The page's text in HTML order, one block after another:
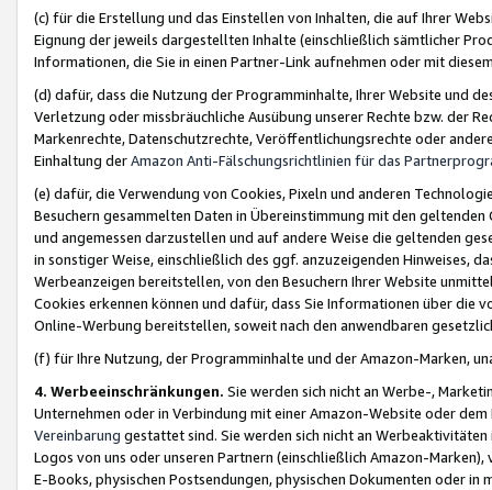
(c) für die Erstellung und das Einstellen von Inhalten, die auf Ihrer
Eignung der jeweils dargestellten Inhalte (einschließlich sämtlicher
Informationen, die Sie in einen Partner-Link aufnehmen oder mit
(d) dafür, dass die Nutzung der Programminhalte, Ihrer Website und
Verletzung oder missbräuchliche Ausübung unserer Rechte bzw. der
Markenrechte, Datenschutzrechte, Veröffentlichungsrechte oder
Einhaltung derAmazon Anti-Fälschungsrichtlinien für das
(e) dafür, die Verwendung von Cookies, Pixeln und anderen
Besuchern gesammelten Daten in Übereinstimmung mit den
und angemessen darzustellen und auf andere Weise die geltenden
in sonstiger Weise, einschließlich des ggf. anzuzeigenden Hinweises,
Werbeanzeigen bereitstellen, von den Besuchern Ihrer Website
Cookies erkennen können und dafür, dass Sie Informationen über die
Online-Werbung bereitstellen, soweit nach den anwendbaren
(f) für Ihre Nutzung, der Programminhalte und der Amazon-Marken,
4. Werbeeinschränkungen. Sie werden sich nicht an Werbe-,
Unternehmen oder in Verbindung mit einer Amazon-Website oder
Vereinbarung gestattet sind. Sie werden sich nicht an
Logos von uns oder unseren Partnern (einschließlich Amazon-
E-Books, physischen Postsendungen, physischen Dokumenten oder in